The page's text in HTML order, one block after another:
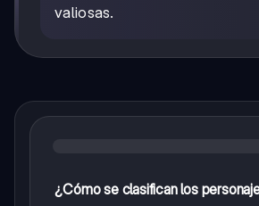
valiosas.
¿Cómo se clasifican los